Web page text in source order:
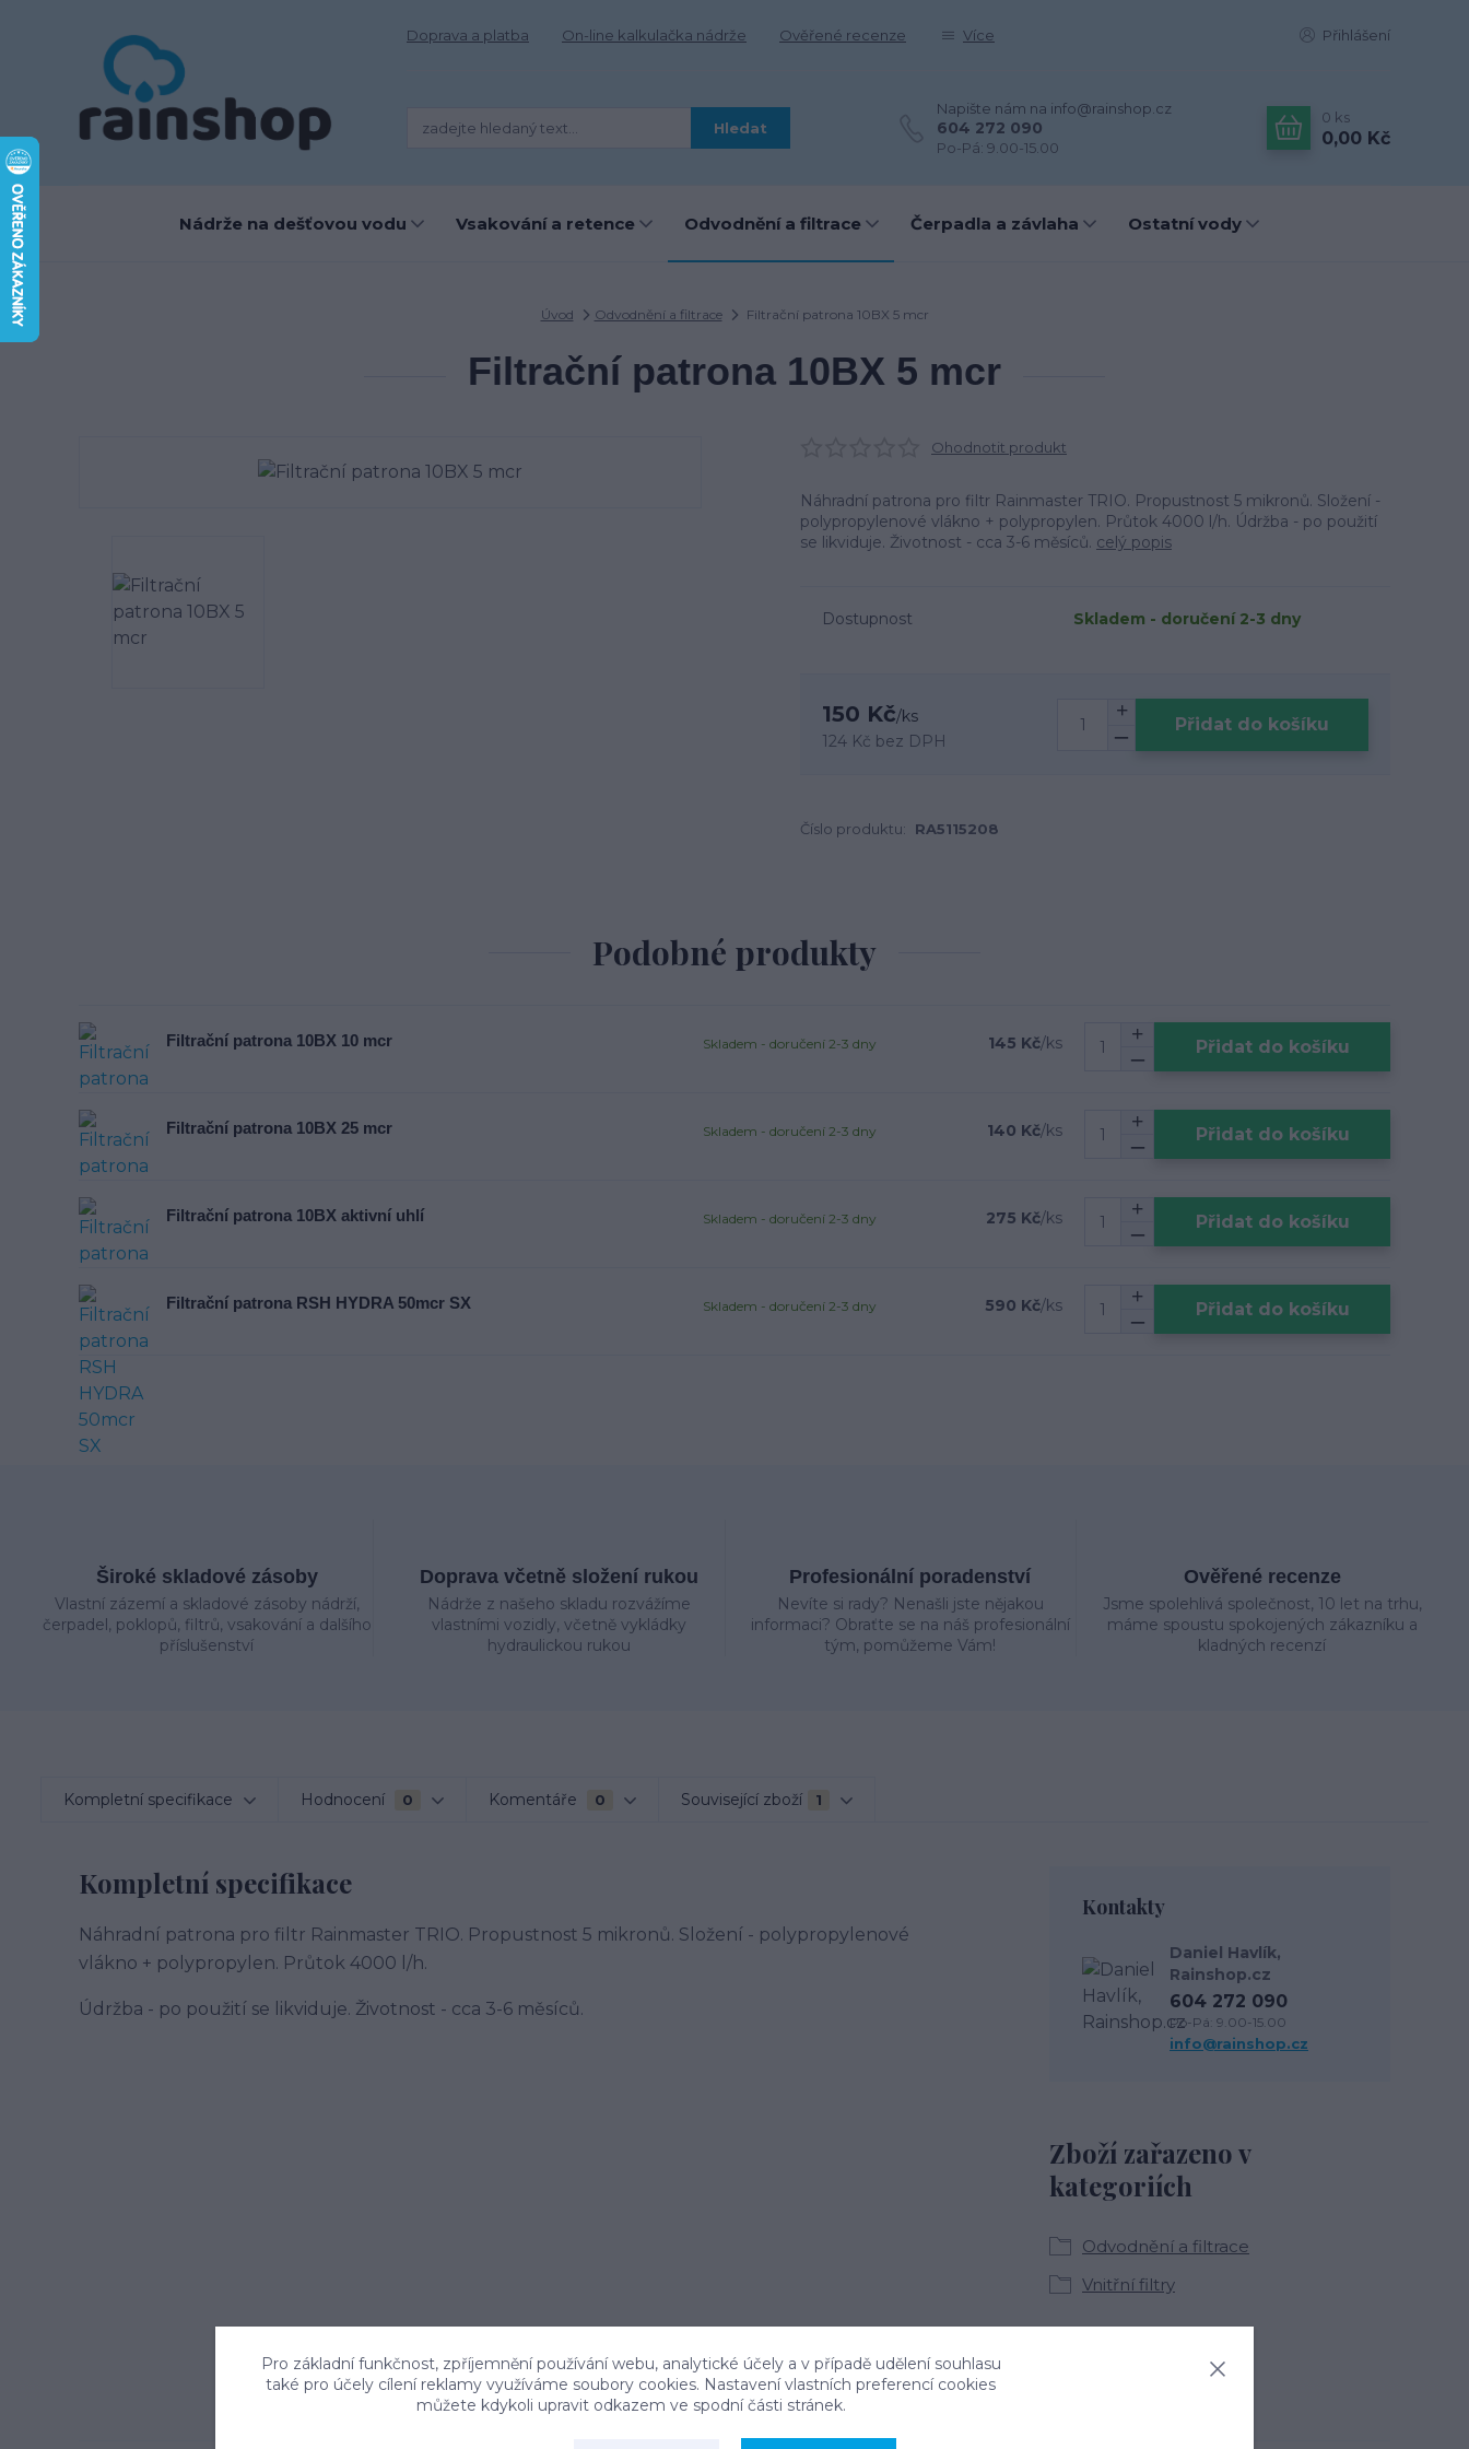
Doprava a platba On-line kalkulačka nádrže Ověřené recenze Více Přihlášení
Hledat
Napište nám na info@rainshop.cz
604 272 090
Po-Pá: 9.00-15.00
0 ks
0,00 Kč
Nádrže na dešťovou vodu Vsakování a retence Odvodnění a filtrace Čerpadla a závlaha Ostatní vody
Úvod Odvodnění a filtrace Filtrační patrona 10BX 5 mcr
Filtrační patrona 10BX 5 mcr
Ohodnotit produkt
Náhradní patrona pro filtr Rainmaster TRIO. Propustnost 5 mikronů. Složení -
polypropylenové vlákno + polypropylen. Průtok 4000 l/h. Údržba - po použití
se likviduje. Životnost - cca 3-6 měsíců. celý popis
Dostupnost Skladem - doručení 2-3 dny
150 Kč/ks
124 Kč bez DPH
Přidat do košíku
Číslo produktu: RA5115208
Podobné produkty
Filtrační patrona 10BX 10 mcr 145 Kč/ks
Skladem - doručení 2-3 dny Přidat do košíku
Filtrační patrona 10BX 25 mcr 140 Kč/ks
Skladem - doručení 2-3 dny Přidat do košíku
Filtrační patrona 10BX aktivní uhlí 275 Kč/ks
Skladem - doručení 2-3 dny Přidat do košíku
Filtrační patrona RSH HYDRA 50mcr SX 590 Kč/ks
Skladem - doručení 2-3 dny Přidat do košíku
Široké skladové zásoby
Vlastní zázemí a skladové zásoby nádrží,
čerpadel, poklopů, filtrů, vsakování a dalšího
příslušenství
Doprava včetně složení rukou
Nádrže z našeho skladu rozvážíme
vlastními vozidly, včetně vykládky
hydraulickou rukou
Profesionální poradenství
Nevíte si rady? Nenašli jste nějakou
informaci? Obraťte se na náš profesionální
tým, pomůžeme Vám!
Ověřené recenze
Jsme spolehlivá společnost, 10 let na trhu,
máme spoustu spokojených zákazníku a
kladných recenzí
Kompletní specifikace Hodnocení 0 Komentáře 0 Související zboží 1
Kompletní specifikace
Náhradní patrona pro filtr Rainmaster TRIO. Propustnost 5 mikronů. Složení - polypropylenové
vlákno + polypropylen. Průtok 4000 l/h.
Údržba - po použití se likviduje. Životnost - cca 3-6 měsíců.
Zboží zařazeno v
kategoriích
Odvodnění a filtrace
Vnitřní filtry
Kontakty
Daniel Havlík,
Rainshop.cz
604 272 090
Po-Pá: 9.00-15.00
info@rainshop.cz
Pro základní funkčnost, zpříjemnění používání webu, analytické účely a v případě udělení souhlasu
také pro účely cílení reklamy využíváme soubory cookies. Nastavení vlastních preferencí cookies
můžete kdykoli upravit odkazem ve spodní části stránek.